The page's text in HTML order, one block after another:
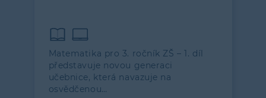
Matematika pro 3. ročník ZŠ – 1. díl
představuje novou generaci
učebnice, která navazuje na
osvědčenou…